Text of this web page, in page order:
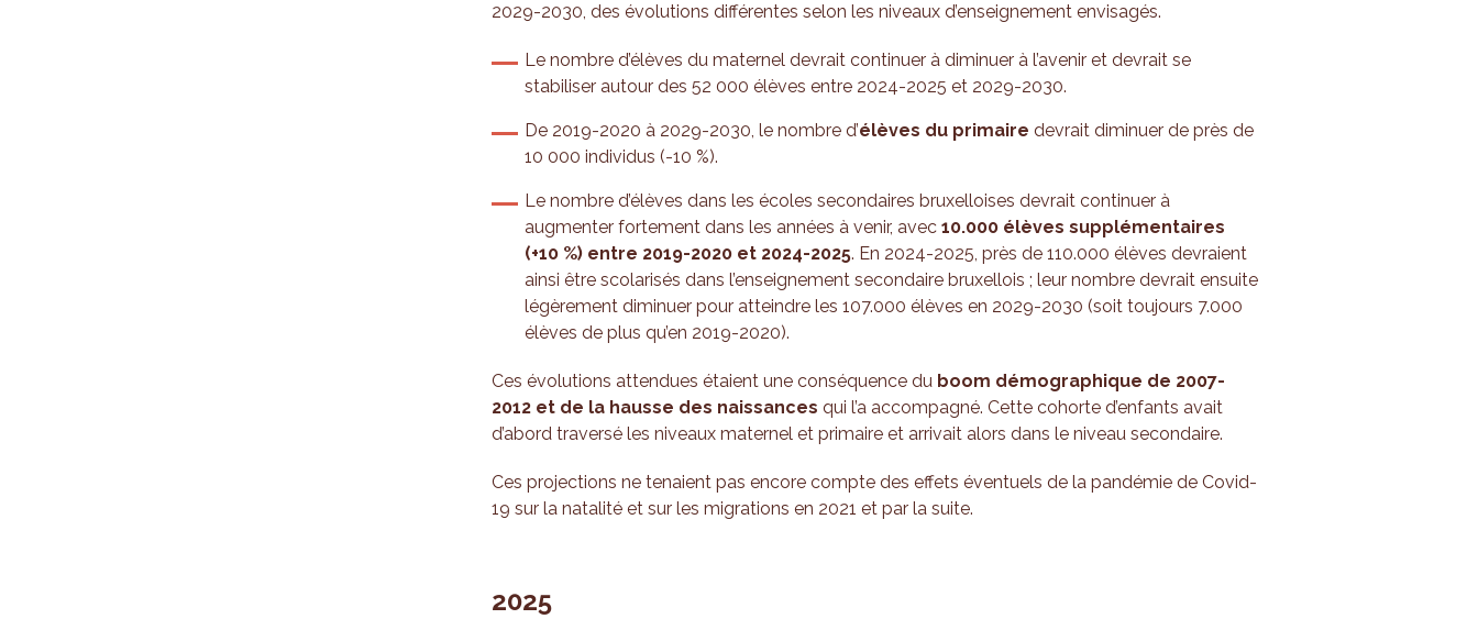
2029-2030, des évolutions différentes selon les niveaux d’enseignement envisagés.
Le nombre d’élèves du maternel devrait continuer à diminuer à l’avenir et devrait se
stabiliser autour des 52 000 élèves entre 2024-2025 et 2029-2030.
De 2019-2020 à 2029-2030, le nombre d’élèves du primairedevrait diminuer de près de
10 000 individus (-10 %).
Le nombre d’élèves dans les écoles secondaires bruxelloises devrait continuer à
augmenter fortement dans les années à venir, avec10.000 élèves supplémentaires
(+10 %) entre 2019-2020 et 2024-2025. En 2024-2025, près de 110.000 élèves devraient
ainsi être scolarisés dans l’enseignement secondaire bruxellois ; leur nombre devrait ensuite
légèrement diminuer pour atteindre les 107.000 élèves en 2029-2030 (soit toujours 7.000
élèves de plus qu’en 2019-2020).
Ces évolutions attendues étaient une conséquence du boom démographique de 2007-
2012 et de la hausse des naissances qui l’a accompagné. Cette cohorte d’enfants avait
d’abord traversé les niveaux maternel et primaire et arrivait alors dans le niveau secondaire.
Ces projections ne tenaient pas encore compte des effets éventuels de la pandémie de Covid-
19 sur la natalité et sur les migrations en 2021 et par la suite.
2025